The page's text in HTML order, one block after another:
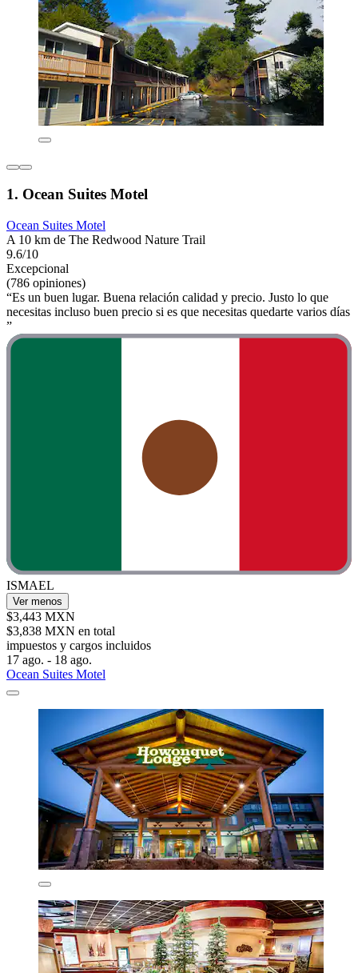
1. Ocean Suites Motel
Ocean Suites Motel
A 10 km de The Redwood Nature Trail
9.6/10
Excepcional
(786 opiniones)
“Es un buen lugar. Buena relación calidad y precio. Justo lo que
necesitas incluso buen precio si es que necesitas quedarte varios días
”
ISMAEL
Ver menos
$3,443 MXN
$3,838 MXN en total
impuestos y cargos incluidos
17 ago. - 18 ago.
Ocean Suites Motel